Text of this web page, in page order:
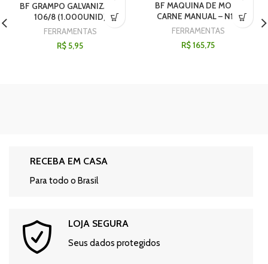
BF GRAMPO GALVANIZADO
106/8 (1.000UNID)
FERRAMENTAS
R$5,95
BF MAQUINA DE MOER
CARNE MANUAL – N10
FERRAMENTAS
R$165,75
RECEBA EM CASA
Para todo o Brasil
LOJA SEGURA
Seus dados protegidos